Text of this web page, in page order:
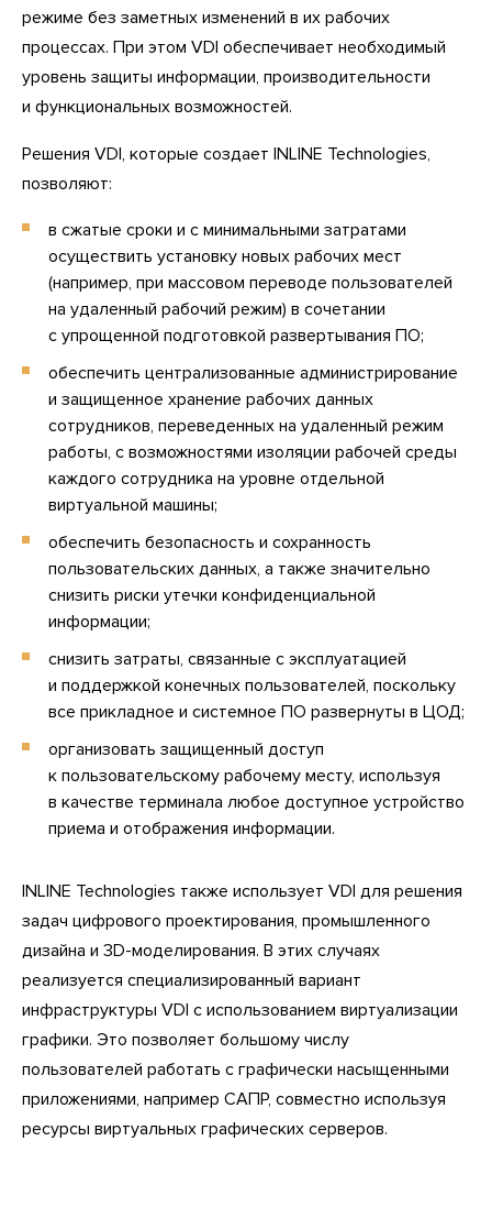
режиме без заметных изменений в их рабочих
процессах. При этом VDI обеспечивает необходимый
уровень защиты информации, производительности
и функциональных возможностей.
Решения VDI, которые создает INLINE Technologies,
позволяют:
в сжатые сроки и с минимальными затратами
осуществить установку новых рабочих мест
(например, при массовом переводе пользователей
на удаленный рабочий режим) в сочетании
с упрощенной подготовкой развертывания ПО;
обеспечить централизованные администрирование
и защищенное хранение рабочих данных
сотрудников, переведенных на удаленный режим
работы, с возможностями изоляции рабочей среды
каждого сотрудника на уровне отдельной
виртуальной машины;
обеспечить безопасность и сохранность
пользовательских данных, а также значительно
снизить риски утечки конфиденциальной
информации;
снизить затраты, связанные с эксплуатацией
и поддержкой конечных пользователей, поскольку
все прикладное и системное ПО развернуты в ЦОД;
организовать защищенный доступ
к пользовательскому рабочему месту, используя
в качестве терминала любое доступное устройство
приема и отображения информации.
INLINE Technologies также использует VDI для решения
задач цифрового проектирования, промышленного
дизайна и 3D-моделирования. В этих случаях
реализуется специализированный вариант
инфраструктуры VDI с использованием виртуализации
графики. Это позволяет большому числу
пользователей работать с графически насыщенными
приложениями, например САПР, совместно используя
ресурсы виртуальных графических серверов.